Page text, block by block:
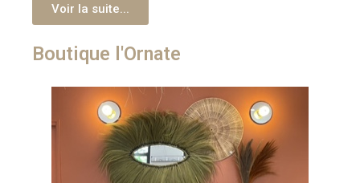
Voir la suite...
Boutique l'Ornate